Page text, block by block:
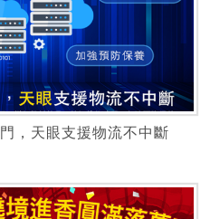
，天眼支援物流不中斷